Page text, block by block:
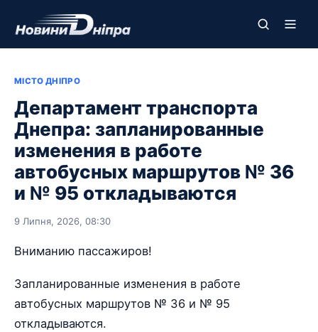
МІСТО ДНІПРО
Департамент транспорта
Днепра: запланированные
изменения в работе
автобусных маршрутов № 36
и № 95 откладываются
9 Липня, 2026, 08:30
Вниманию пассажиров!
Запланированные изменения в работе
автобусных маршрутов № 36 и № 95
откладываются.